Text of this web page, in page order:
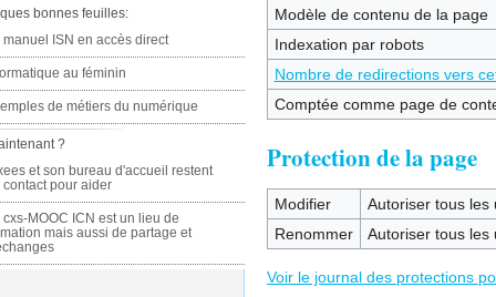
Modèle de contenu de la page
Indexation par robots
Nombre de redirections vers
Comptée comme page de
Protection de la page
Modifier
Autoriser tous les
Renommer
Autoriser tous les
Voir le journal des protections
bonnes feuilles:
manuel ISN en accès direct
au féminin
de métiers du numérique
?
et son bureau d'accueil restent
contact pour aider
cxs-MOOC ICN est un lieu de
mais aussi de partage et